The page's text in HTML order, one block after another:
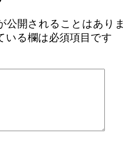
公開されることはありま
いる欄は必須項目です